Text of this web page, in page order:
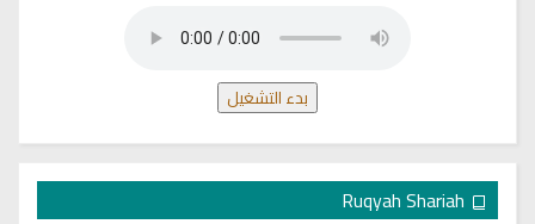
بدء التشغيل